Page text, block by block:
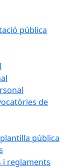
pública
de
pública
i reglaments